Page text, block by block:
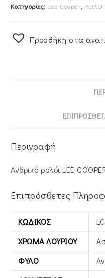
Κατηγορίες: Lee Cooper,
Προσθήκη στα
Περιγραφή
Ανδρικό ρολόι LEE
Επιπρόσθετες
ΚΩΔΙΚΌΣ
ΧΡΏΜΑ ΛΟΥΡΙΟΎ
ΦΎΛΟ